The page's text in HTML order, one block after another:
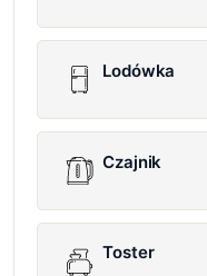
Lodówka
Czajnik
Toster